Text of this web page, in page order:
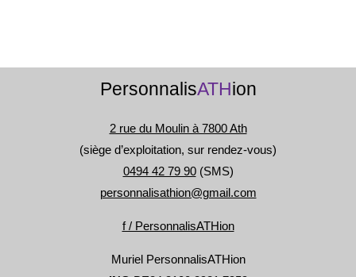
PersonnalisATHion
2 rue du Moulin à 7800 Ath
(siège d’exploitation, sur rendez-vous)
0494 42 79 90(SMS)
personnalisathion@gmail.com
f / PersonnalisATHion
Muriel PersonnalisATHion